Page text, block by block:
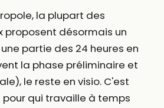
la plupart des
proposent désormais un
partie des 24 heures en
la phase préliminaire et
le reste en visio. C'est
pour qui travaille à temps